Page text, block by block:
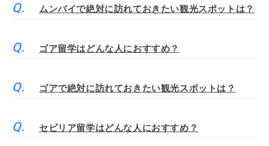
ムンバイで絶対に訪れておきたい観光スポットは？
ゴア留学はどんな人におすすめ？
ゴアで絶対に訪れておきたい観光スポットは？
セビリア留学はどんな人におすすめ？